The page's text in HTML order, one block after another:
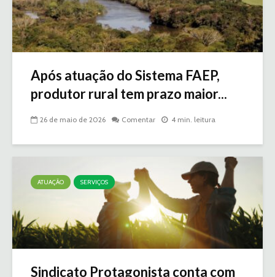
Após atuação do Sistema FAEP,
produtor rural tem prazo maior...
26 de maio de 2026 Comentar 4 min. leitura
ATUAÇÃO SERVIÇOS
Sindicato Protagonista conta com